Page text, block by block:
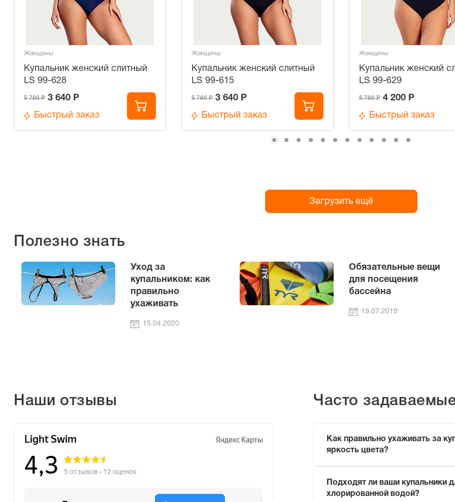
Женщины
Купальник женский слитный
LS 99-628
5 760 Р 3 640 Р
Быстрый заказ
Женщины
Купальник женский слитный
LS 99-615
5 760 Р 3 640 Р
Быстрый заказ
Женщины
Купальник женский
LS 99-629
5 760 Р 4 200 Р
Быстрый заказ
Загрузить ещё
Полезно знать
Уход за
купальником: как
правильно
ухаживать
15.04.2020
Обязательные вещи
для посещения
бассейна
19.07.2019
Наши отзывы Часто
Как правильно ухаживать за
яркость цвета?
Ополаскивайте его в
Подходят ли ваши купальники
хлорированной водой?